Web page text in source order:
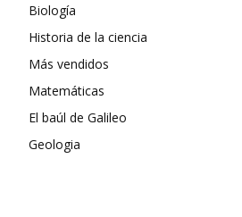
Biología
Historia de la ciencia
Más vendidos
Matemáticas
El baúl de Galileo
Geologia